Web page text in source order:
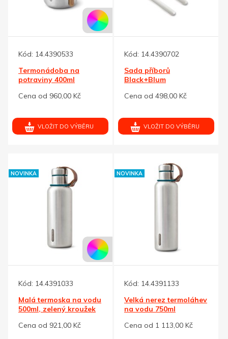
Kód: 14.4390533
Termonádoba na
potraviny 400ml
Cena od 960,00 Kč
VLOŽIT DO VÝBĚRU
Kód: 14.4390702
Sada příborů
Black+Blum
Cena od 498,00 Kč
VLOŽIT DO VÝBĚRU
NOVINKA
Kód: 14.4391033
Malá termoska na vodu
500ml, zelený kroužek
Cena od 921,00 Kč
NOVINKA
Kód: 14.4391133
Velká nerez termoláhev
na vodu 750ml
Cena od 1 113,00 Kč